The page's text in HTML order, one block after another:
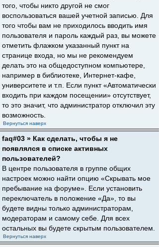
того, чтобы никто другой не смог
воспользоваться вашей учетной записью. Для
того чтобы вам не приходилось вводить имя
пользователя и пароль каждый раз, вы можете
отметить флажком указанный пункт на
странице входа, но мы не рекомендуем
делать это на общедоступном компьютере,
например в библиотеке, Интернет-кафе,
университете и т.п. Если пункт «Автоматически
входить при каждом посещении» отсутствует,
то это значит, что администратор отключил эту
возможность.
Вернуться наверх
faq#03 » Как сделать, чтобы я не
появлялся в списке активных
пользователей?
В центре пользователя в группе общих
настроек можно найти опцию «Скрывать мое
пребывание на форуме». Если установить
переключатель в положение «Да», то вы
будете видны только администраторам,
модераторам и самому себе. Для всех
остальных вы будете скрытым пользователем.
Вернуться наверх